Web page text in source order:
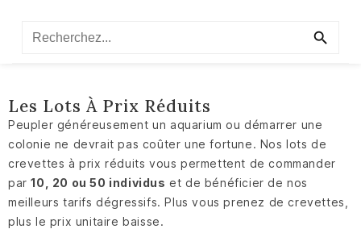

Les Lots À Prix Réduits
Peupler généreusement un aquarium ou démarrer une
colonie ne devrait pas coûter une fortune. Nos lots de
crevettes à prix réduits vous permettent de commander
par10, 20 ou 50 individus et de bénéficier de nos
meilleurs tarifs dégressifs. Plus vous prenez de crevettes,
plus le prix unitaire baisse.